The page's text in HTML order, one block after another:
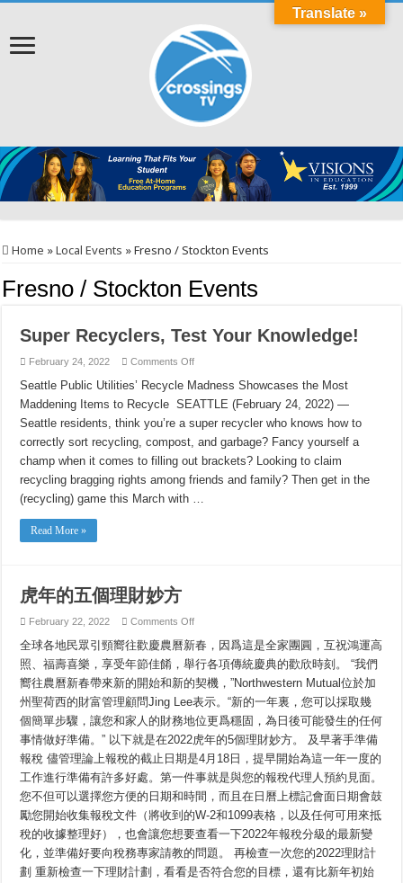
Home »Local Events »Fresno / Stockton Events
Fresno / Stockton Events
Super Recyclers, Test Your Knowledge!
February 24, 2022 Comments Offon
Recyclers,
Test
Your
Knowledge!
Seattle Public Utilities’ Recycle Madness Showcases the Most
Maddening Items to Recycle SEATTLE (February 24, 2022) —
Seattle residents, think you’re a super recycler who knows how to
correctly sort recycling, compost, and garbage? Fancy yourself a
champ when it comes to filling out brackets? Looking to claim
recycling bragging rights among friends and family? Then get in the
(recycling) game this March with …
Read More »
虎年的五個理財妙方
February 22, 2022 Comments Offon
年
的
五
個
理
財
妙
方
全球各地民眾引頸嚮往歡慶農曆新春，因爲這是全家團圓，互祝鴻運高
照、福壽喜樂，享受年節佳餚，舉行各項傳統慶典的歡欣時刻。 “我們
嚮往農曆新春帶來新的開始和新的契機，”Northwestern Mutual位於加
州聖荷西的財富管理顧問Jing Lee表示。“新的一年裏，您可以採取幾
個簡單步驟，讓您和家人的財務地位更爲穩固，為日後可能發生的任何
事情做好準備。” 以下就是在2022虎年的5個理財妙方。 及早著手準備
報稅 儘管理論上報稅的截止日期是4月18日，提早開始為這一年一度的
工作進行準備有許多好處。第一件事就是與您的報稅代理人預約見面。
您不但可以選擇您方便的日期和時間，而且在日曆上標記會面日期會鼓
勵您開始收集報稅文件（將收到的W-2和1099表格，以及任何可用來抵
稅的收據整理好），也會讓您想要查看一下2022年報稅分級的最新變
化，並準備好要向稅務專家請教的問題。 再檢查一次您的2022理財計
劃 重新檢查一下理財計劃，看看是否符合您的目標，還有比新年初始
Translate »